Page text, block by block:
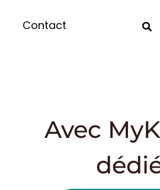
Contact
Avec